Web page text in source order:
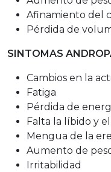
Afinamiento del
Pérdida de
SINTOMAS
Cambios en la
Fatiga
Pérdida de
Falta la líbido y
Mengua de la
Aumento de
Irritabilidad